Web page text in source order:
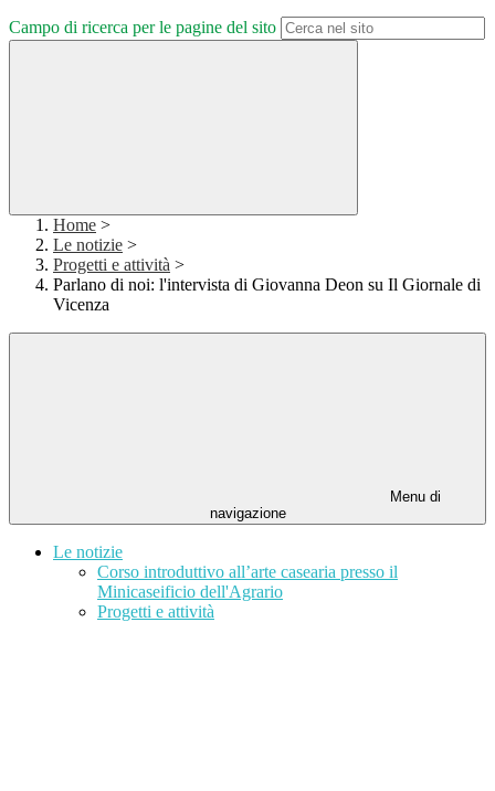
Campo di ricerca per le pagine del sito
Home >
Le notizie >
Progetti e attività >
Parlano di noi: l'intervista di Giovanna Deon su Il Giornale di
Vicenza
Menu di
navigazione
Le notizie
Corso introduttivo all’arte casearia presso il
Minicaseificio dell'Agrario
Progetti e attività